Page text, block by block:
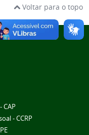
Voltar para o topo
CAP
- CCRP